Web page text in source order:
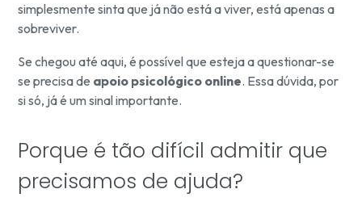
simplesmente sinta que já não está a viver, está apenas a
sobreviver.
Se chegou até aqui, é possível que esteja a questionar-se
se precisa de apoio psicológico online. Essa dúvida, por
si só, já é um sinal importante.
Porque é tão difícil admitir que
precisamos de ajuda?